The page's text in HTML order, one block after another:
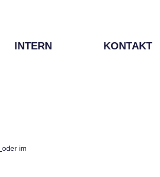
INTERN KONTAKT
oder im